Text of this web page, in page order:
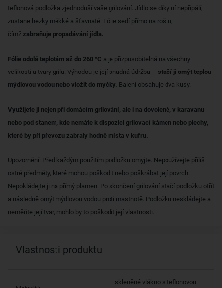
teflonová podložka zjednoduší vaše grilování. Jídlo se díky ní nepřipálí,
zůstane hezky měkké a šťavnaté. Fólie sedí přímo na roštu,
čímž zabraňuje propadávání jídla.
Fólie odolá teplotám až do 260 °C a je přizpůsobitelná na všechny
velikosti a tvary grilu. Výhodou je její snadná údržba – stačí ji omýt teplou
mýdlovou vodou nebo vložit do myčky. Balení obsahuje dva kusy.
Využijete ji nejen při domácím grilování, ale i na dovolené, v karavanu
nebo pod stanem, kde nemáte k dispozici grilovací kámen nebo plechy,
které by při převozu zabraly hodně místa v kufru.
Upozornění: Před každým použitím podložku omyjte. Nepoužívejte příliš
ostré předměty, které mohou poškodit nebo poškrábat její povrch.
Nepokládejte ji na přímý plamen. Po skončení grilování stačí podložku otřít
a následně omýt mýdlovou vodou proti mastnotě. Podložku neskládejte a
neměňte její tvar, mohlo by to poškodit její vlastnosti.
Vlastnosti produktu
skleněné vlákno s teflonovou